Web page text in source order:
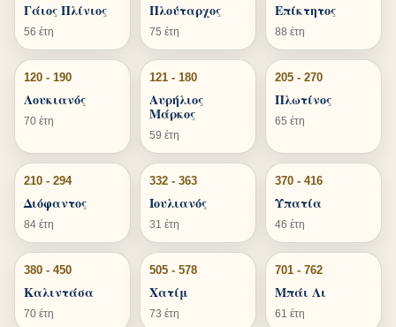
Γάιος Πλίνιος
56 έτη
Πλούταρχος
75 έτη
Επίκτητος
88 έτη
120 - 190
Λουκιανός
70 έτη
121 - 180
Αυρήλιος
Μάρκος
59 έτη
205 - 270
Πλωτίνος
65 έτη
210 - 294
Διόφαντος
84 έτη
332 - 363
Ιουλιανός
31 έτη
370 - 416
Υπατία
46 έτη
380 - 450
Καλιντάσα
70 έτη
505 - 578
Χατίμ
73 έτη
701 - 762
Μπάι Λι
61 έτη